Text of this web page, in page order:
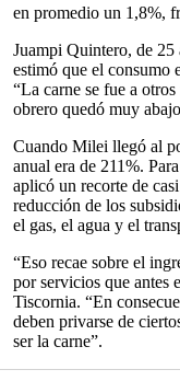
en promedio un 1,8%,
Juampi Quintero, de 25
estimó que el consumo
“La carne se fue a
obrero quedó muy
Cuando Milei llegó al
anual era de 211%.
aplicó un recorte de
reducción de los
el gas, el agua y el
“Eso recae sobre el
por servicios que antes
Tiscornia. “En
deben privarse de
ser la carne”.